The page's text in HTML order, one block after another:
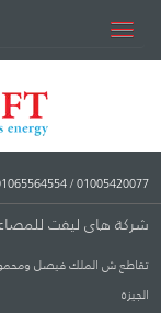
01005420077
/
شركة هاى ليفت
تقاطع ش الملك فيصل
الجيزة